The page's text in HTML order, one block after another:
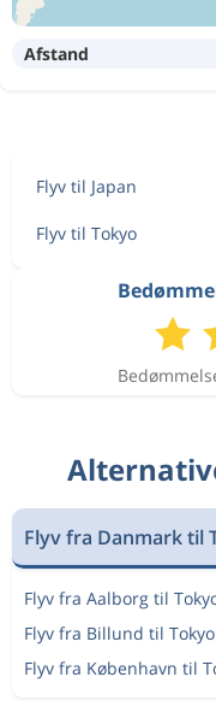
Afstand
Flyv til Japan
Flyv til Tokyo
Flyv fra Danmark til
Flyv fra Aalborg til
Flyv fra Billund til Tokyo
Flyv fra København til